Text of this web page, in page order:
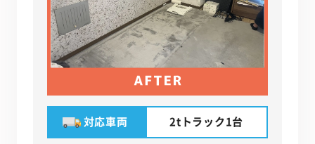
対応車両 2tトラック1台